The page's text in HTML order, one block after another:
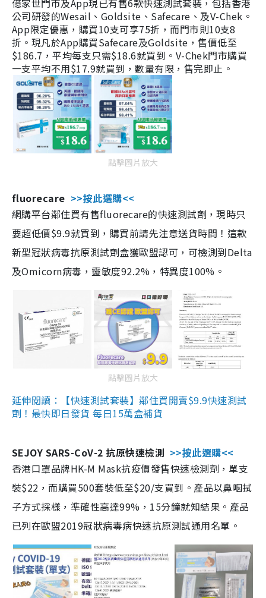
億家世門市及App現已有售6款快速測試套裝，包括香港
公司研發的Wesail、Goldsite、Safecare、及V-Chek。
App限定優惠，購買10支可享75折，而門市則10支8
折。現凡於App購買Safecare及Goldsite，售價低至
$186.7，平均每支只需$18.6就買到。V-Chek門市購買
一支平均不用$17.9就買到，數量有限，售完即止。
點擊圖片放大
fluorecare >>按此選購<<
網購平台鄰住買有售fluorecare的快速測試劑，現時只
要超低價$9.9就買到，購買前請先注意送貨時間！這款
新型冠狀病毒抗原測試劑盒獲歐盟認可，可檢測到Delta
及Omicorn病毒，靈敏度92.2%，特異度100%。
點擊圖片放大
延伸閱讀：【快速測試套裝】鄰住買開賣$9.9快速測試
劑！最快即日發貨 每日15萬盒補貨
SEJOY SARS-CoV-2 抗原快速檢測 >>按此選購<<
香港口罩品牌HK-M Mask抗疫價發售快速檢測劑，單支
裝$22，而購買500套裝低至$20/支買到。產品以鼻咽拭
子方式採樣，準確性高達99%，15分鐘就知結果。產品
已列在歐盟2019冠狀病毒病快速抗原測試通用名單。